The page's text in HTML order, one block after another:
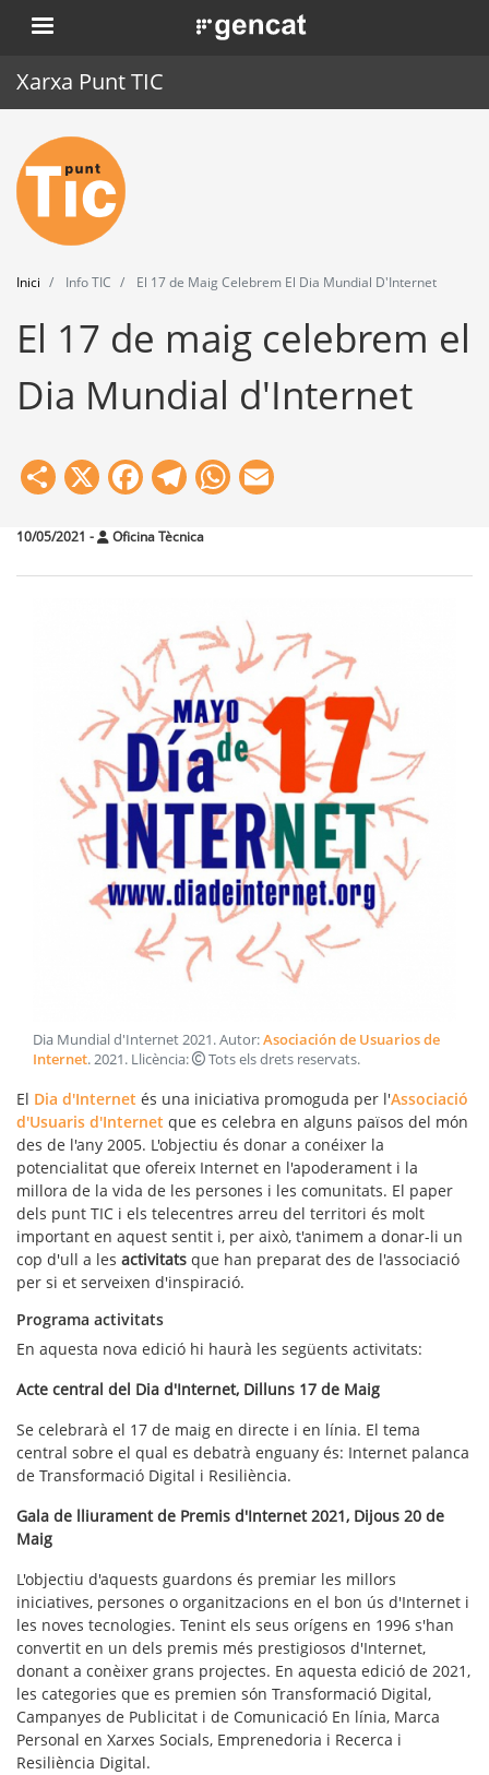
Vés
al
. Obre en una nova finestra.
Xarxa Punt TIC
Inici
Punt TIC
Actualitat
Agenda
Formació
Eines
Inici Info TIC El 17 de Maig Celebrem El Dia Mundial D'Internet
El 17 de maig celebrem el
Dia Mundial d'Internet
Share
X Facebook
Telegram
WhatsApp
10/05/2021 - Oficina Tècnica
Dia Mundial d'Internet 2021. Autor:Asociación de Usuarios de
Internet.2021. Llicència: Tots els drets reservats.
El Dia d'Internet és una iniciativa promoguda per l'Associació
d'Usuaris d'Internet que es celebra en alguns països del món
des de l'any 2005. L'objectiu és donar a conéixer la
potencialitat que ofereix Internet en l'apoderament i la
millora de la vida de les persones i les comunitats. El paper
dels punt TIC i els telecentres arreu del territori és molt
important en aquest sentit i, per això, t'animem a donar-li un
cop d'ull a les activitats que han preparat des de l'associació
per si et serveixen d'inspiració.
Programa activitats
En aquesta nova edició hi haurà les següents activitats:
Acte central del Dia d'Internet, Dilluns 17 de Maig
Se celebrarà el 17 de maig en directe i en línia. El tema
central sobre el qual es debatrà enguany és: Internet palanca
de Transformació Digital i Resiliència.
Gala de lliurament de Premis d'Internet 2021, Dijous 20 de
Maig
L'objectiu d'aquests guardons és premiar les millors
iniciatives, persones o organitzacions en el bon ús d'Internet i
les noves tecnologies. Tenint els seus orígens en 1996 s'han
convertit en un dels premis més prestigiosos d'Internet,
donant a conèixer grans projectes. En aquesta edició de 2021,
les categories que es premien són Transformació Digital,
Campanyes de Publicitat i de Comunicació En línia, Marca
Personal en Xarxes Socials, Emprenedoria i Recerca i
Resiliència Digital.